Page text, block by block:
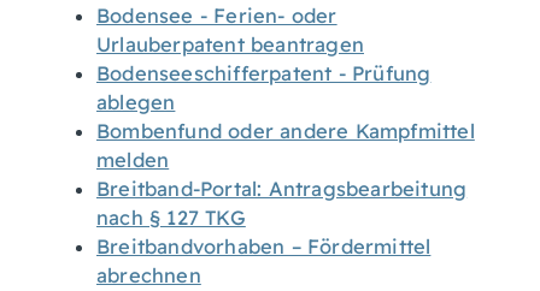
Bodensee - Ferien- oder
Urlauberpatent beantragen
Bodenseeschifferpatent - Prüfung
ablegen
Bombenfund oder andere Kampfmittel
melden
Breitband-Portal: Antragsbearbeitung
nach § 127 TKG
Breitbandvorhaben – Fördermittel
abrechnen